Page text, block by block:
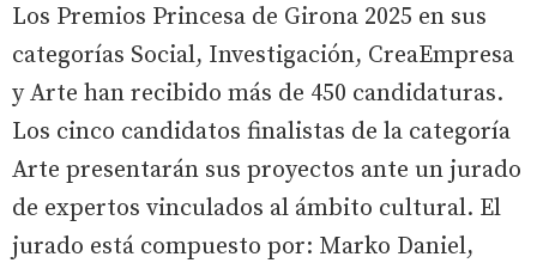
Los Premios Princesa de Girona 2025 en sus
categorías Social, Investigación, CreaEmpresa
y Arte han recibido más de 450 candidaturas.
Los cinco candidatos finalistas de la categoría
Arte presentarán sus proyectos ante un jurado
de expertos vinculados al ámbito cultural. El
jurado está compuesto por: Marko Daniel,